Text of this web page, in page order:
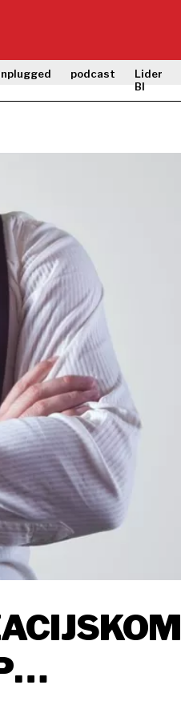
podcast
Lider
BI